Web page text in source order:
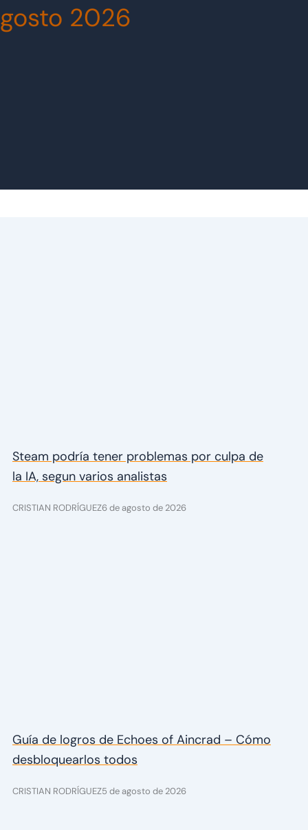
2026
Steam podría tener problemas por culpa de
la IA, segun varios analistas
CRISTIAN RODRÍGUEZ6 de agosto de 2026
Guía de logros de Echoes of Aincrad – Cómo
desbloquearlos todos
CRISTIAN RODRÍGUEZ5 de agosto de 2026